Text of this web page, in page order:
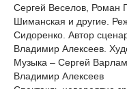
Сергей Веселов, Роман
Шиманская и другие.
Сидоренко. Автор
Владимир Алексеев.
Музыка – Сергей
Владимир Алексеев